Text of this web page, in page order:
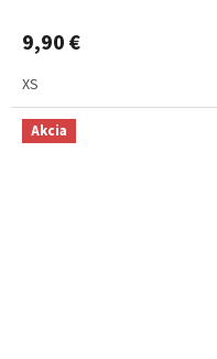
9,90 €
XS
Akcia